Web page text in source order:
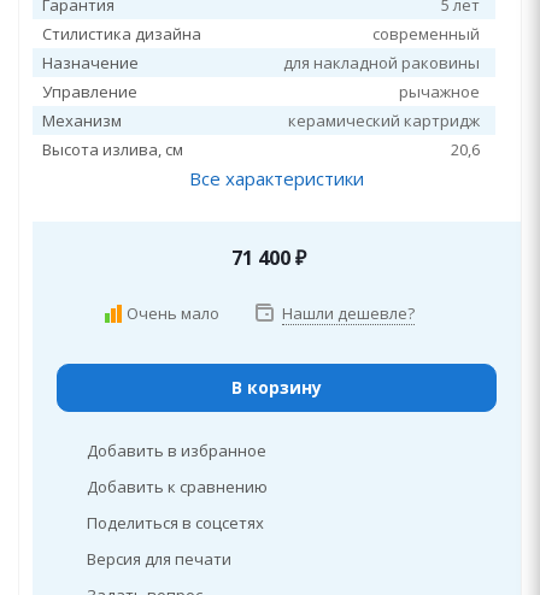
Гарантия
5 лет
Стилистика дизайна
современный
Назначение
для накладной раковины
Управление
рычажное
Механизм
керамический картридж
Высота излива, см
20,6
Все характеристики
71 400₽
Очень мало Нашли дешевле?
В корзину
Добавить в избранное
Добавить к сравнению
Поделиться в соцсетях
Версия для печати